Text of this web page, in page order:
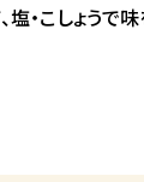
・こしょうで